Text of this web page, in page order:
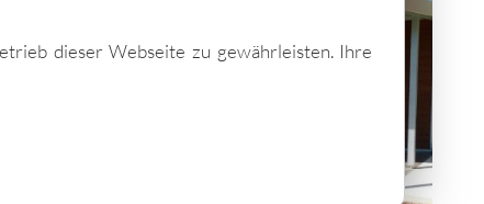
dieser Webseite zu gewährleisten. Ihre